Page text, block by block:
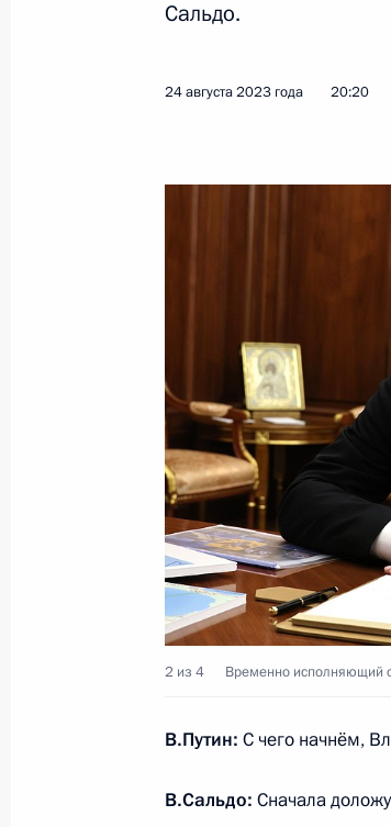
22 апреля 2024 года, 16:30
23 марта 2024 года, 19:15
Внесены изменения в
и оборота этилового
продукции
23 марта 2024 года, 18:35
Совещание по
новых регионов России
31 января 2024 года, 22:10
Президенту доложено
областях в связи с
Сальдо.
24 августа 2023 года 20:20
2 из 4 Временно исполняющий
В.Путин: С чего начнём,
В.Сальдо: Сначала